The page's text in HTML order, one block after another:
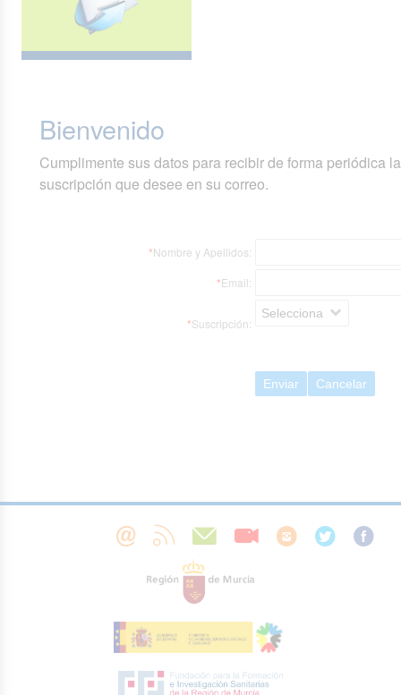
Bienvenido
Cumplimente sus datos para recibir de forma periódica
suscripción que desee en su correo.
*Nombre y Apellidos:
*Email:
*Suscripción:
Selecciona
Enviar Cancelar